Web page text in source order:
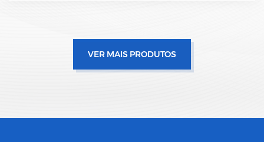
VER MAIS PRODUTOS